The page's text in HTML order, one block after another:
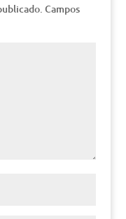
Campos